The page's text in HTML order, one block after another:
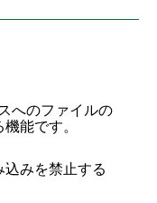
へのファイルの
能です。
みを禁止する